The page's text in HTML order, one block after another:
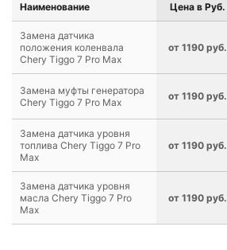
Наименование Цена в Руб.
Замена датчика
положения коленвала
Chery Tiggo 7 Pro Max
от 1190 руб.
Замена муфты генератора
Chery Tiggo 7 Pro Max
от 1190 руб.
Замена датчика уровня
топлива Chery Tiggo 7 Pro
Max
от 1190 руб.
Замена датчика уровня
масла Chery Tiggo 7 Pro
Max
от 1190 руб.